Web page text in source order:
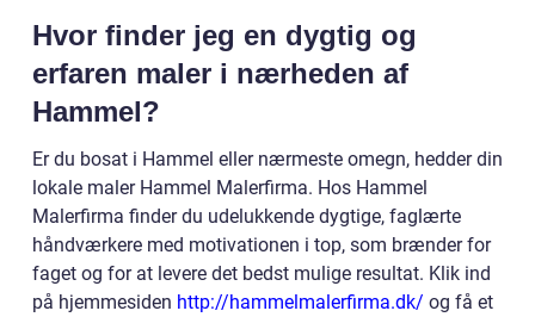
Hvor finder jeg en dygtig og
erfaren maler i nærheden af
Hammel?
Er du bosat i Hammel eller nærmeste omegn, hedder din
lokale maler Hammel Malerfirma. Hos Hammel
Malerfirma finder du udelukkende dygtige, faglærte
håndværkere med motivationen i top, som brænder for
faget og for at levere det bedst mulige resultat. Klik ind
på hjemmesiden http://hammelmalerfirma.dk/ og få et